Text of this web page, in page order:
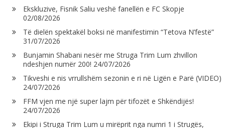
Ekskluzive, Fisnik Saliu veshë fanellën e FC Skopje
02/08/2026
Të dielën spektakël boksi në manifestimin “Tetova N’festë”
31/07/2026
Bunjamin Shabani nesër me Struga Trim Lum zhvillon
ndeshjen numër 200! 24/07/2026
Tikveshi e nis vrrullshëm sezonin e ri në Ligën e Parë (VIDEO)
24/07/2026
FFM vjen me një super lajm për tifozët e Shkëndijës!
24/07/2026
Ekipi i Struga Trim Lum u mirëprit nga numri 1 i Strugës,